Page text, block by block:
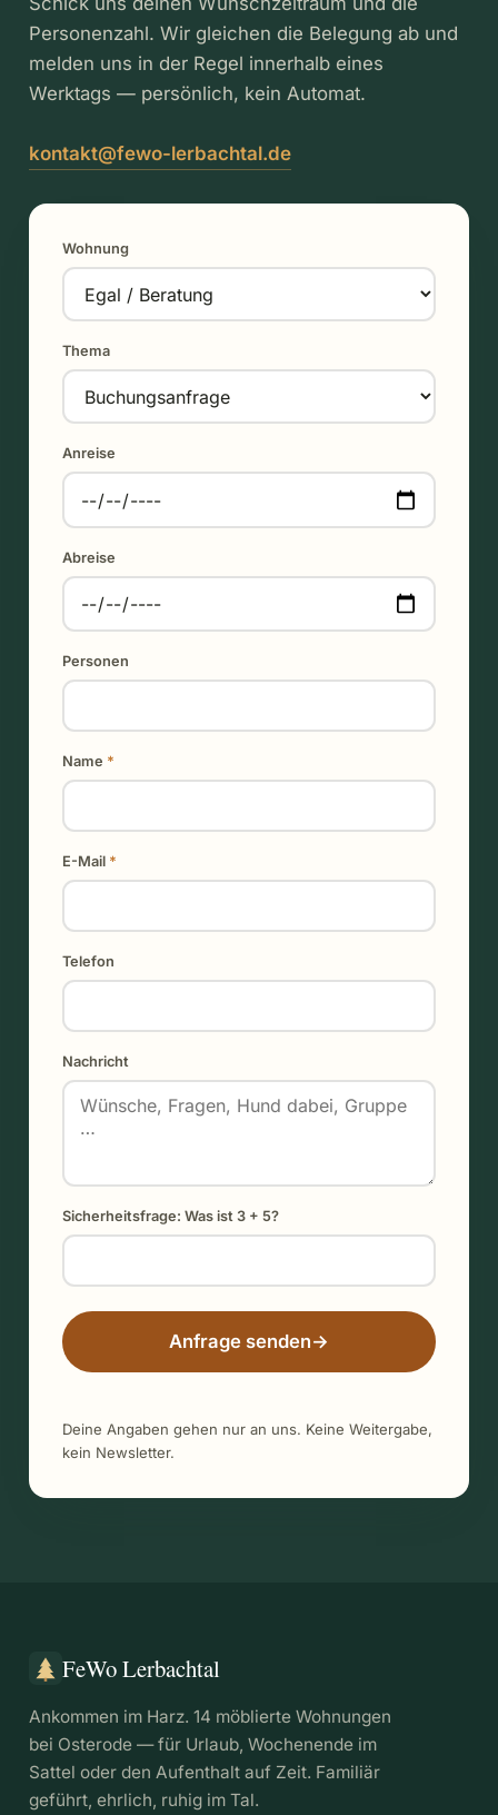
Personenzahl. Wir gleichen die Belegung ab und
melden uns in der Regel innerhalb eines
Werktags — persönlich, kein Automat.
kontakt@fewo-lerbachtal.de
Wohnung
Thema
Anreise
Abreise
Personen
Name *
E-Mail *
Telefon
Nachricht
Sicherheitsfrage: Was ist 3 + 5?
Anfrage senden→
Deine Angaben gehen nur an uns. Keine Weitergabe,
kein Newsletter.
FeWo Lerbachtal
Ankommen im Harz. 14 möblierte Wohnungen
bei Osterode — für Urlaub, Wochenende im
Sattel oder den Aufenthalt auf Zeit. Familiär
geführt, ehrlich, ruhig im Tal.